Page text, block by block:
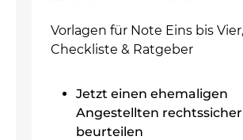
Vorlagen für Note Eins bis Vier,
Checkliste & Ratgeber
Jetzt einen ehemaligen
Angestellten rechtssicher
beurteilen